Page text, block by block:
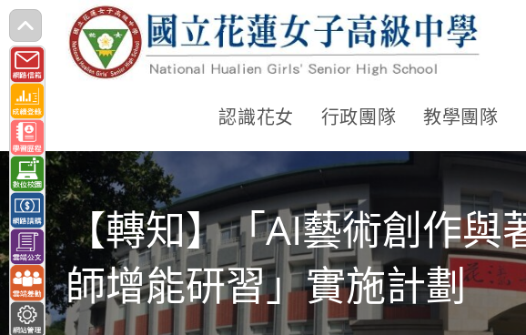
跳
轉
至
主
要
內
容
認識花女 行政團隊 教學團隊
【轉知】「AI藝術創作
師增能研習」實施計劃